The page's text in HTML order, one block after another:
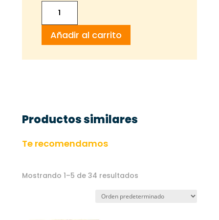
CANELONES
CARNE
300
Añadir al carrito
Productos similares
Te recomendamos
Mostrando 1–5 de 34 resultados